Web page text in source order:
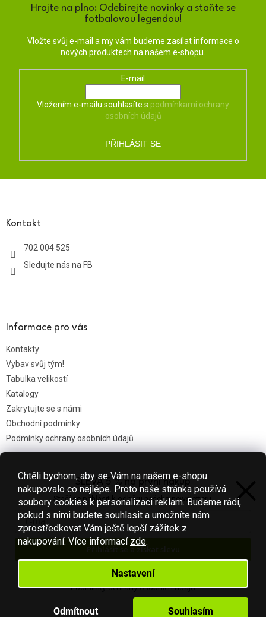
Chtěli bychom, aby se Vám na našem e-shopu
nakupovalo co nejlépe. Proto naše stránka používá
soubory cookies k personalizaci reklam. Budeme rádi,
pokud s nimi budete souhlasit a umožníte nám
zprostředkovat Vám ještě lepší zážitek z
nakupování. Více informací zde.
Nastavení
Odmítnout Souhlasím
Hrajte na plno: Odebírejte novinky a staňte se
fotbalovou legendou!
Vložte svůj e-mail a my vám budeme zasílat informace o
nových produktech na našem e-shopu.
E-mail
Vložením e-mailu souhlasíte s podmínkami ochrany
osobních údajů
PŘIHLÁSIT SE
Kontakt
702 004 525
Sledujte nás na FB
Informace pro vás
Kontakty
Vybav svůj tým!
Tabulka velikostí
Katalogy
Zakrytujte se s námi
Obchodní podmínky
Podmínky ochrany osobních údajů
Nákupní košík
0KS /0 KČ
SLEVA 5 % na první nákup
Stačí se přihlásit k odběru našeho newsletteru.
Přihlásit se a získat slevu
Váš e-mail je u nás v bezpečí.
Podmínky ochrany osobních údajů